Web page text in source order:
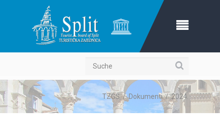
Suche
TZGS/Dokumenti/2024.